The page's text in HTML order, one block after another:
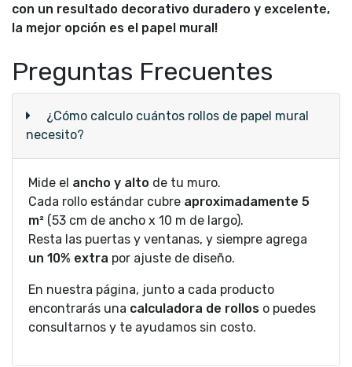
con un resultado decorativo duradero y excelente,
la mejor opción es el papel mural!
Preguntas Frecuentes
¿Cómo calculo cuántos rollos de papel mural
necesito?
Mide el ancho y alto de tu muro.
Cada rollo estándar cubre aproximadamente 5
m² (53 cm de ancho x 10 m de largo).
Resta las puertas y ventanas, y siempre agrega
un 10% extra por ajuste de diseño.
En nuestra página, junto a cada producto
encontrarás una calculadora de rollos o puedes
consultarnos y te ayudamos sin costo.